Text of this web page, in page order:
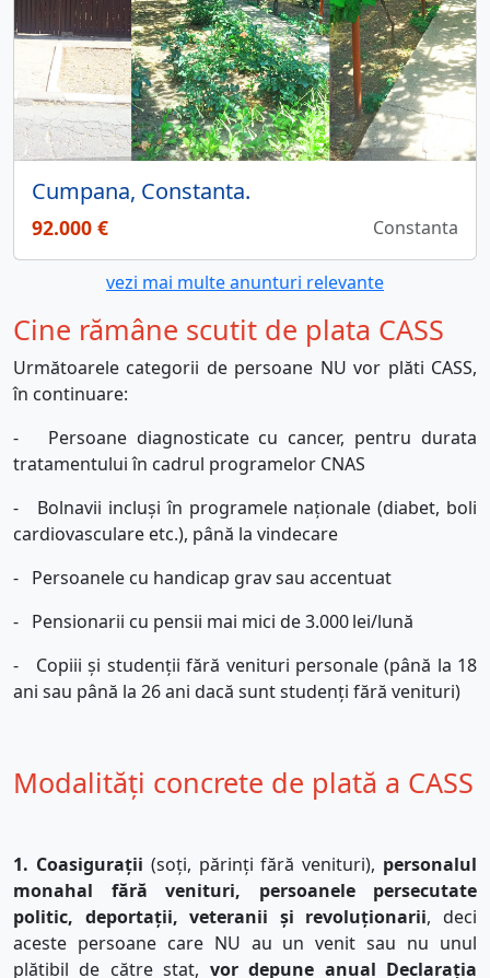
Cumpana, Constanta.
92.000 € Constanta
vezi mai multe anunturi relevante
Cine rămâne scutit de plata CASS
Următoarele categorii de persoane NU vor plăti CASS,
în continuare:
- Persoane diagnosticate cu cancer, pentru durata
tratamentului în cadrul programelor CNAS
- Bolnavii incluși în programele naționale (diabet, boli
cardiovasculare etc.), până la vindecare
- Persoanele cu handicap grav sau accentuat
- Pensionarii cu pensii mai mici de 3.000lei/lună
- Copiii și studenții fără venituri personale (până la 18
ani sau până la 26 ani dacă sunt studenți fără venituri)
Modalități concrete de plată a CASS
1. Coasigurații (soți, părinți fără venituri), personalul
monahal fără venituri, persoanele persecutate
politic, deportații, veteranii și revoluționarii, deci
aceste persoane care NU au un venit sau nu unul
plătibil de către stat, vor depune anual Declarația